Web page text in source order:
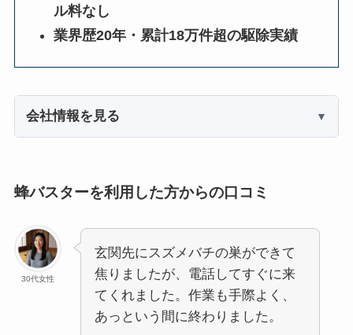
ル料なし
業界歴20年・累計18万件超の駆除実績
会社情報を見る
蜂バスターを利用した方からの口コミ
30代女性
玄関先にスズメバチの巣ができて
焦りましたが、電話してすぐに来
てくれました。作業も手際よく、
あっという間に終わりました。